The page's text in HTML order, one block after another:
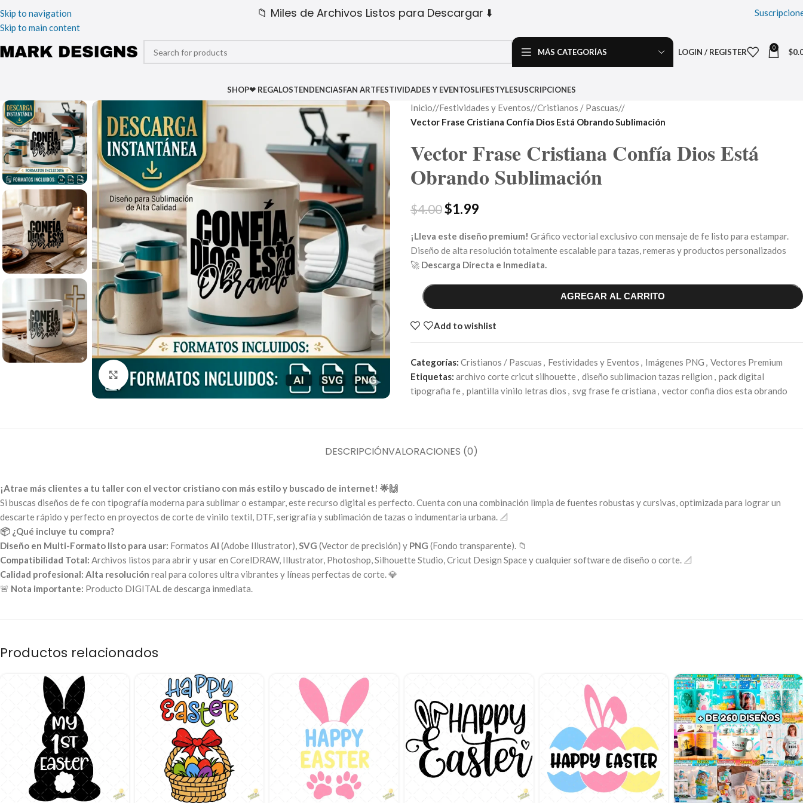
Skip to navigation
Skip to main content
📁 Miles de Archivos Listos para Descargar ⬇️
MÁS CATEGORÍAS LOGIN / REGISTER 0 $
SHOP❤ REGALOSTENDENCIASFAN ARTFESTIVIDADES Y EVENTOSLIFESTYLESUSCRIPCIONES
Click to enlarge
Inicio/ Festividades y Eventos/ Cristianos / Pascuas/
Vector Frase Cristiana Confía Dios Está Obrando Sublimación
Vector Frase Cristiana Confía Dios Está
Obrando Sublimación
$4.00$1.99
¡Lleva este diseño premium! Gráfico vectorial exclusivo con mensaje de fe listo para estampar.
Diseño de alta resolución totalmente escalable para tazas, remeras y productos personalizados
🚀 Descarga Directa e Inmediata.
AGREGAR AL CARRITO
Add to wishlist
Categorías: Cristianos / Pascuas , Festividades y Eventos , Imágenes PNG , Vectores Premium
Etiquetas: archivo corte cricut silhouette, diseño sublimacion tazas religion , pack digital
tipografia fe, plantilla vinilo letras dios , svg frase fe cristiana , vector confia dios esta obrando
DESCRIPCIÓNVALORACIONES (0)
¡Atrae más clientes a tu taller con el vector cristiano con más estilo y buscado de internet! 🌟🙌
Si buscas diseños de fe con tipografía moderna para sublimar o estampar, este recurso digital es perfecto. Cuenta con una combinación limpia de fuentes robustas y cursivas, optimizada para lograr un
descarte rápido y perfecto en proyectos de corte de vinilo textil, DTF, serigrafía y sublimación de tazas o indumentaria urbana. 📐
📦 ¿Qué incluye tu compra?
Diseño en Multi-Formato listo para usar: Formatos AI (Adobe Illustrator),SVG (Vector de precisión) y PNG (Fondo transparente). 📁
Compatibilidad Total: Archivos listos para abrir y usar en CorelDRAW, Illustrator, Photoshop, Silhouette Studio, Cricut Design Space y cualquier software de diseño o corte. 📐
Calidad profesional: Alta resolución real para colores ultra vibrantes y líneas perfectas de corte. 💎
🚨 Nota importante: Producto DIGITAL de descarga inmediata.
Productos relacionados